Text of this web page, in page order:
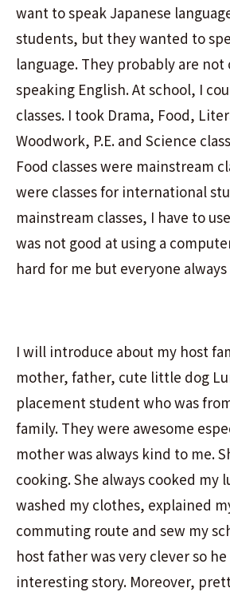
want to speak Japanese
students, but they wanted to
language. They probably are
speaking English. At school, I
classes. I took Drama, Food,
Woodwork, P.E. and Science
Food classes were mainstream
were classes for international
mainstream classes, I have to
was not good at using a
hard for me but everyone
I will introduce about my host
mother, father, cute little dog
placement student who was
family. They were awesome
mother was always kind to me.
cooking. She always cooked my
washed my clothes, explained
commuting route and sew my
host father was very clever so
interesting story. Moreover,